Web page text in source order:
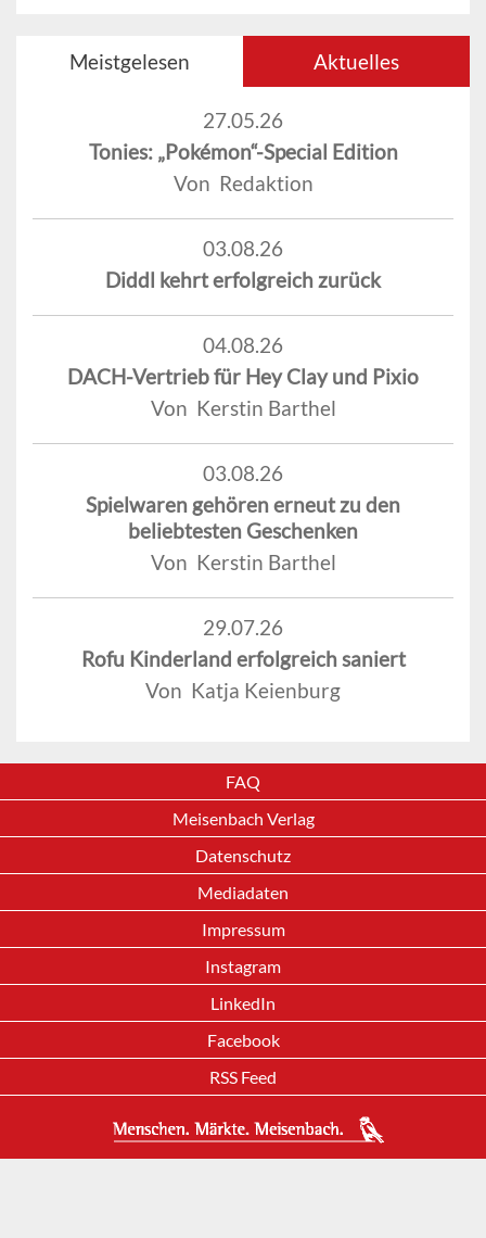
Meistgelesen Aktuelles
27.05.26
Tonies: „Pokémon“-Special Edition
Von Redaktion
03.08.26
Diddl kehrt erfolgreich zurück
04.08.26
DACH-Vertrieb für Hey Clay und Pixio
Von Kerstin Barthel
03.08.26
Spielwaren gehören erneut zu den
beliebtesten Geschenken
Von Kerstin Barthel
29.07.26
Rofu Kinderland erfolgreich saniert
Von Katja Keienburg
FAQ
Meisenbach Verlag
Datenschutz
Mediadaten
Impressum
Instagram
LinkedIn
Facebook
RSS Feed